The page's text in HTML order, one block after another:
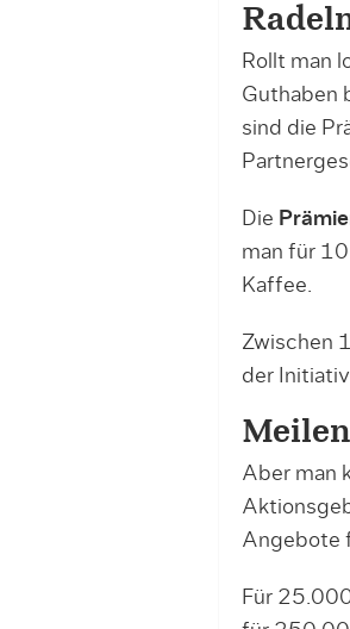
Rollt man
Guthaben
sind die
Die
man für
Kaffee.
Zwischen
der
Aber man
Angebote
Für